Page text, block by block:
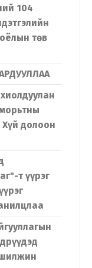
104
төв
долоон
т үүрэг